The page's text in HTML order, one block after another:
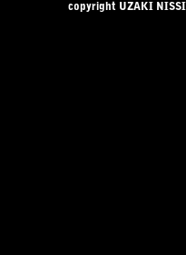
copyright UZAKI